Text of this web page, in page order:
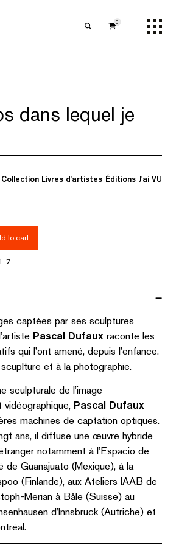
0
dans lequel je
Collection Livres d'artistes Éditions J'ai VU
to cart
7
captées par ses sculptures
Pascal Dufaux raconte les
qui l’ont amené, depuis l’enfance,
et à la photographie.
sculpturale de l’image
Pascal Dufaux
machines de captation optiques.
ans, il diffuse une œuvre hybride
notamment à l’Espacio de
de Guanajuato (Mexique), à la
(Finlande), aux Ateliers IAAB de
Merian à Bâle (Suisse) au
d’Innsbruck (Autriche) et